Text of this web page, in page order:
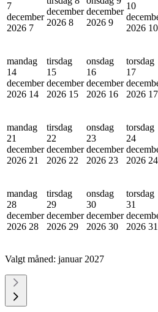
7
december
2026 7
december
2026 8
december
2026 9
10
2026 10
mandag
14
december
2026 14
tirsdag
15
december
2026 15
onsdag
16
december
2026 16
torsdag
17
2026 17
mandag
21
december
2026 21
tirsdag
22
december
2026 22
onsdag
23
december
2026 23
torsdag
24
2026 24
mandag
28
december
2026 28
tirsdag
29
december
2026 29
onsdag
30
december
2026 30
torsdag
31
2026 31
Valgt måned: januar 2027